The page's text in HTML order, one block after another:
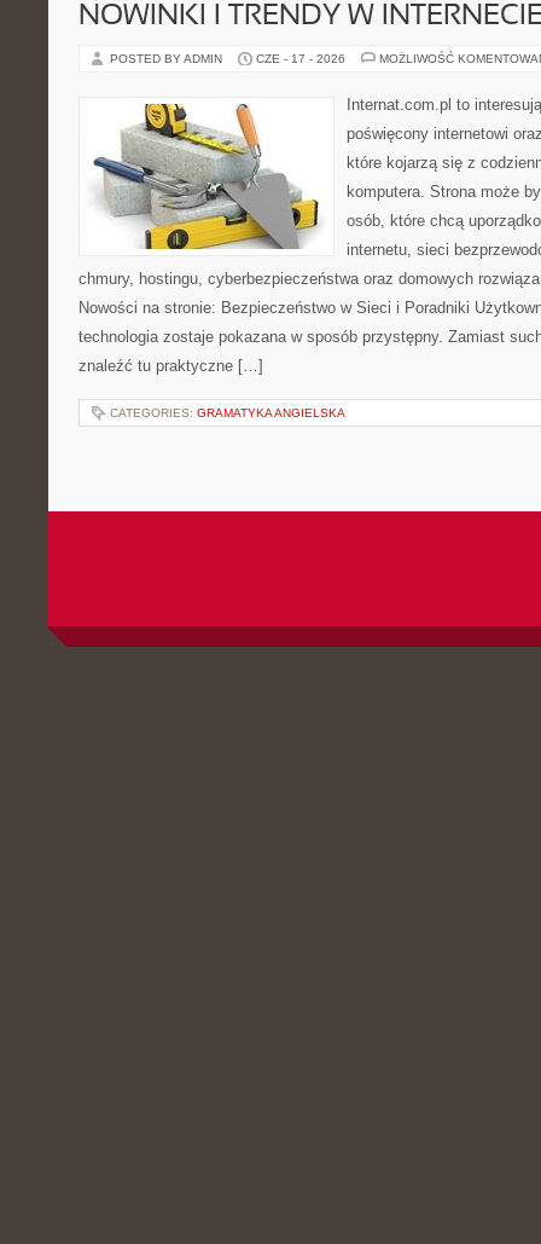
NOWINKI I TRENDY W
POSTED BY ADMIN CZE - 17 - 2026 MOŻLIWOŚĆ
Internat.com.pl to
poświęcony internetowi
które kojarzą się z
komputera. Strona może
osób, które chcą
internetu, sieci
chmury, hostingu, cyberbezpieczeństwa oraz domowych
Nowości na stronie: Bezpieczeństwo w Sieci i Poradniki
technologia zostaje pokazana w sposób przystępny. Zamiast
znaleźć tu praktyczne […]
CATEGORIES: GRAMATYKA ANGIELSKA